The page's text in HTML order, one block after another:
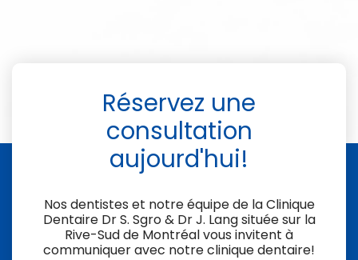
Réservez une
consultation
aujourd'hui!
Nos dentistes et notre équipe de laClinique
Dentaire Dr S. Sgro & Dr J. Langsituée sur la
Rive-Sud de Montréal vous invitent à
communiquer avec notre clinique dentaire!